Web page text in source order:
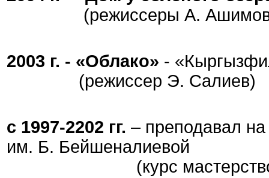
(режиссеры А. Ашимов,
2003 г. - «Облако» -
(режиссер Э. Салиев)
с 1997-2202 гг. – преподавал на
им. Б. Бейшеналиевой
(курс мастерство